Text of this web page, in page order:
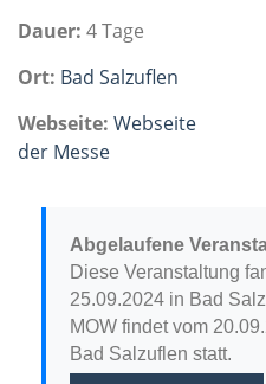
Dauer: 4 Tage
Ort: Bad Salzuflen
Webseite: Webseite
der Messe
Abgelaufene
Diese Veranstaltung
25.09.2024 in Bad
MOW findet vom
Bad Salzuflen statt.